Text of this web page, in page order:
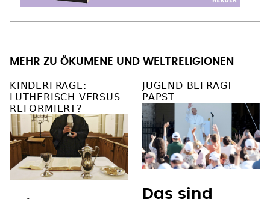
MEHR ZU ÖKUMENE UND WELTRELIGIONEN
KINDERFRAGE:
LUTHERISCH VERSUS
REFORMIERT?
JUGEND BEFRAGT
PAPST
Das sind